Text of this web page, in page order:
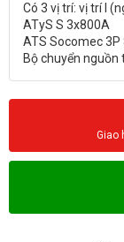
Có 3 vị trí: vị trí I
ATyS S 3x800A
ATS Socomec 3P
Giao